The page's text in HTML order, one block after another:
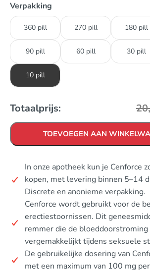
Verpakking
360 pill 270 pill 180 pill
90 pill 60 pill 30 pill
10 pill
Totaalprijs:
TOEVOEGEN AAN
In onze apotheek kun je Cenforce
kopen, met levering binnen 5–14
Discrete en anonieme verpakking.
Cenforce wordt gebruikt voor de
erectiestoornissen. Dit
remmer die de bloeddoorstroming
vergemakkelijkt tijdens seksuele
De gebruikelijke dosering van
met een maximum van 100 mg